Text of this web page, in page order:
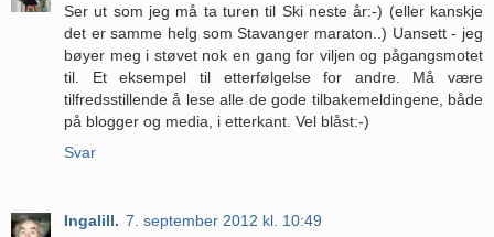
Ser ut som jeg må ta turen til Ski neste år:-) (eller kanskje
det er samme helg som Stavanger maraton..) Uansett - jeg
bøyer meg i støvet nok en gang for viljen og pågangsmotet
til. Et eksempel til etterfølgelse for andre. Må være
tilfredsstillende å lese alle de gode tilbakemeldingene, både
på blogger og media, i etterkant. Vel blåst:-)
Svar
Ingalill. 7. september 2012 kl. 10:49